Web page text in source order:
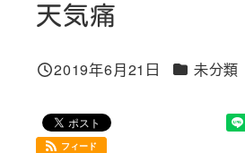
天気痛
投稿日
2019年6月21日 カテゴリー
未分類
フィード